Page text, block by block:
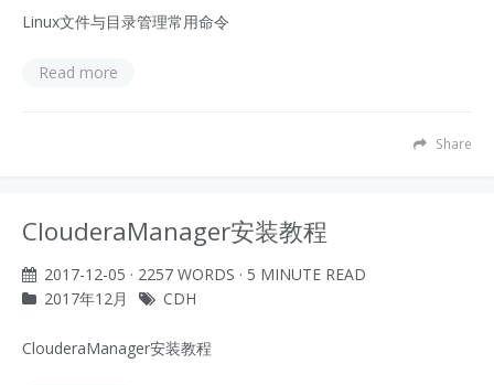
Linux文件与目录管理常用命令
Read more
Share
ClouderaManager安装教程
2017-12-05 · 2257 WORDS · 5 MINUTE READ
2017年12月
CDH
ClouderaManager安装教程